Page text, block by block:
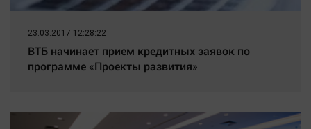
23.03.2017 12:28:22
ВТБ начинает прием кредитных заявок по
программе «Проекты развития»